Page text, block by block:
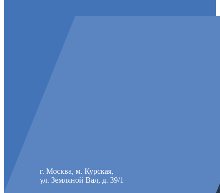
г. Москва, м. Курская,
ул. Земляной Вал, д. 39/1